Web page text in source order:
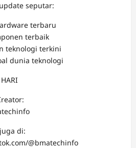
seputar:
terbaru
terbaik
teknologi terkini
dunia teknologi
di:
@bmatechinfo